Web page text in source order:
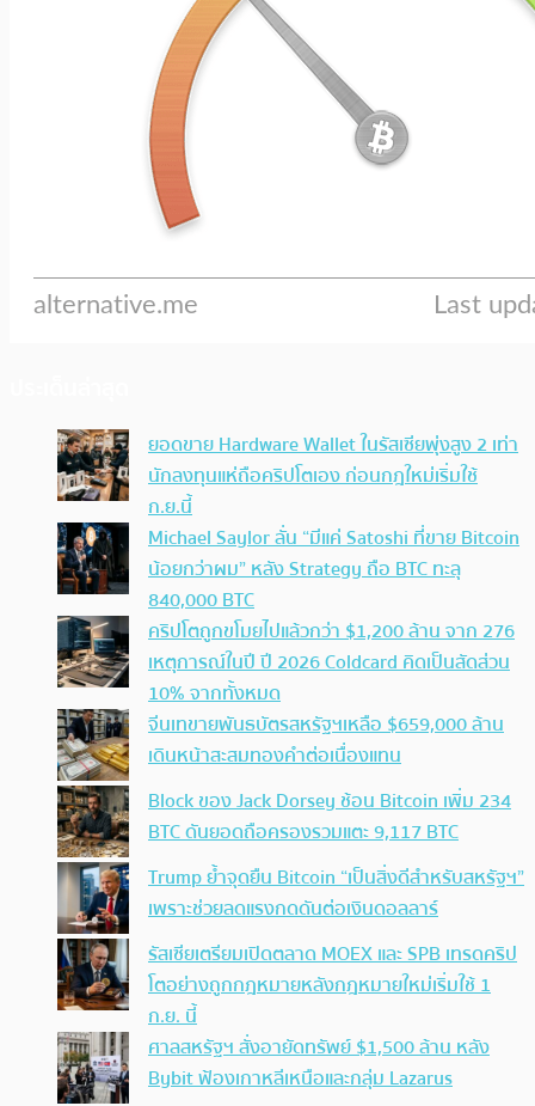
ยอดขาย Hardware Wallet ในรัสเซียพุ่งสูง 2 เท่า
นักลงทุนแห่ถือคริปโตเอง ก่อนกฎใหม่เริ่มใช้
ก.ย.นี้
Michael Saylor ลั่น “มีแค่ Satoshi ที่ขาย Bitcoin
น้อยกว่าผม” หลัง Strategy ถือ BTC ทะลุ
840,000 BTC
คริปโตถูกขโมยไปแล้วกว่า $1,200 ล้าน จาก 276
เหตุการณ์ในปี ปี 2026 Coldcard คิดเป็นสัดส่วน
10% จากทั้งหมด
จีนเทขายพันธบัตรสหรัฐฯเหลือ $659,000 ล้าน
เดินหน้าสะสมทองคำต่อเนื่องแทน
Block ของ Jack Dorsey ช้อน Bitcoin เพิ่ม 234
BTC ดันยอดถือครองรวมแตะ 9,117 BTC
Trump ย้ำจุดยืน Bitcoin “เป็นสิ่งดีสำหรับสหรัฐฯ”
เพราะช่วยลดแรงกดดันต่อเงินดอลลาร์
รัสเซียเตรียมเปิดตลาด MOEX และ SPB เทรดคริป
โตอย่างถูกกฎหมายหลังกฎหมายใหม่เริ่มใช้ 1
ก.ย. นี้
ศาลสหรัฐฯ สั่งอายัดทรัพย์ $1,500 ล้าน หลัง
Bybit ฟ้องเกาหลีเหนือและกลุ่ม Lazarus